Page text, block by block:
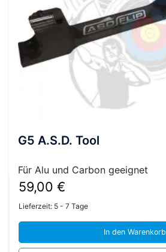
G5 A.S.D. Tool
Für Alu und Carbon geeignet
59,00 €
Lieferzeit: 5 - 7 Tage
In den Warenkorb